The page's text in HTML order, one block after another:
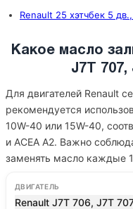
Renault 25 хэтчбек 5
Какое масло
J7T 707,
Для двигателей Renault
рекомендуется
10W-40 или 15W-40,
и ACEA A2. Важно
заменять масло каждые
ДВИГАТЕЛЬ
Renault J7T 706, J7T